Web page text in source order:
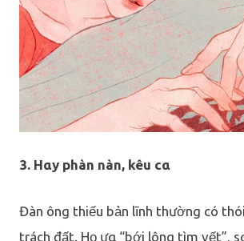
3. Hαy phàn nàn, kêu cα
Đàn ông thiếu bản lĩnh thường có
trách đất. Họ ưα “bới lông tìm vết”,